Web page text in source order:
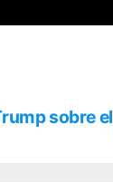
sobre el